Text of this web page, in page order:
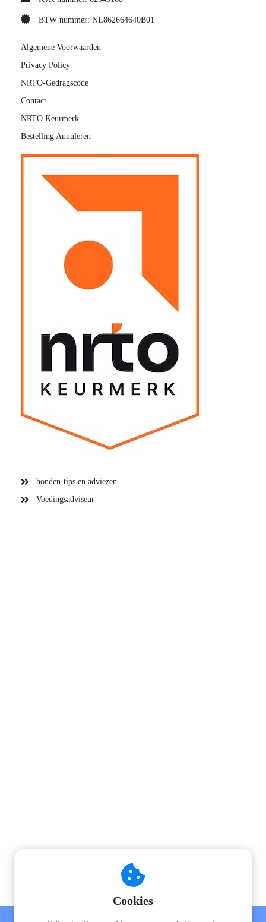
BTW nummer: NL862664640B01
Algemene Voorwaarden
Privacy Policy
NRTO-Gedragscode
Contact
NRTO Keurmerk..
Bestelling Annuleren
honden-tips en adviezen
Voedingsadviseur
Cookies